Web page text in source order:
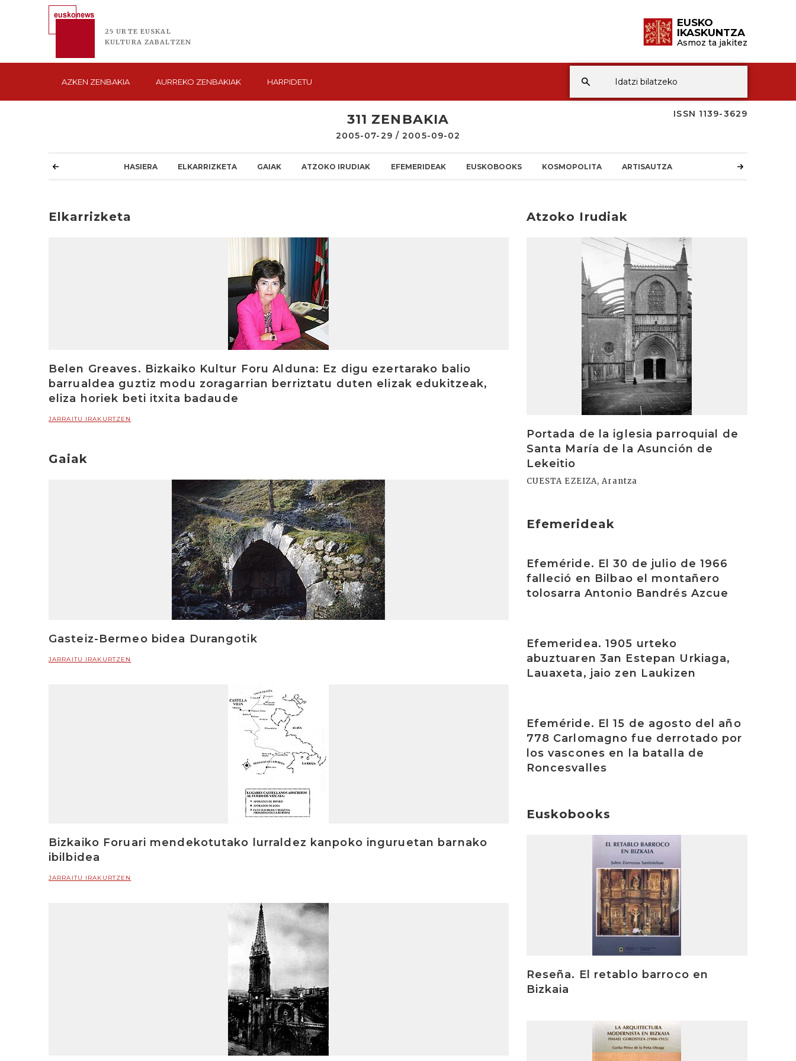
25 URTE EUSKAL
KULTURA ZABALTZEN
EUSKO
IKASKUNTZA
Asmoz ta jakitez
AZKEN ZENBAKIA AURREKO ZENBAKIAK HARPIDETU
ISSN 1139-3629
311 ZENBAKIA
2005-07-29 / 2005-09-02
HASIERA ELKARRIZKETA GAIAK ATZOKO IRUDIAK EFEMERIDEAK EUSKOBOOKS KOSMOPOLITA ARTISAUTZA
Elkarrizketa
Belen Greaves. Bizkaiko Kultur Foru Alduna: Ez digu ezertarako balio
barrualdea guztiz modu zoragarrian berriztatu duten elizak edukitzeak,
eliza horiek beti itxita badaude
JARRAITU IRAKURTZEN
Gaiak
Gasteiz-Bermeo bidea Durangotik
JARRAITU IRAKURTZEN
Bizkaiko Foruari mendekotutako lurraldez kanpoko inguruetan barnako
ibilbidea
JARRAITU IRAKURTZEN
Atzoko Irudiak
Portada de la iglesia parroquial de
Santa María de la Asunción de
Lekeitio
CUESTA EZEIZA, Arantza
Efemerideak
Efeméride. El 30 de julio de 1966
falleció en Bilbao el montañero
tolosarra Antonio Bandrés Azcue
Efemeridea. 1905 urteko
abuztuaren 3an Estepan Urkiaga,
Lauaxeta, jaio zen Laukizen
Efeméride. El 15 de agosto del año
778 Carlomagno fue derrotado por
los vascones en la batalla de
Roncesvalles
Euskobooks
Reseña. El retablo barroco en
Bizkaia